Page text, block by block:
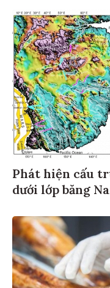
Phát hiện cấu
dưới lớp băng